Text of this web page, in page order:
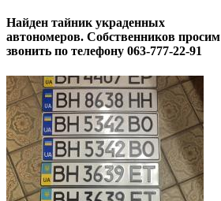
Найден тайник украденных
автономеров. Собственников просим
звонить по телефону 063-777-22-91